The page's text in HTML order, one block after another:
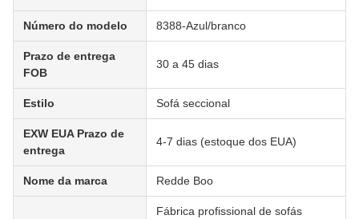
Número do modelo 8388-Azul/branco
Prazo de entrega
FOB
30 a 45 dias
Estilo Sofá seccional
EXW EUA Prazo de
entrega
4-7 dias (estoque dos EUA)
Nome da marca Redde Boo
Fábrica profissional de sofás